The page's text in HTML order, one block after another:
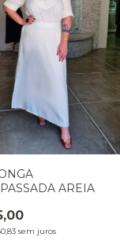
AREIA
sem juros